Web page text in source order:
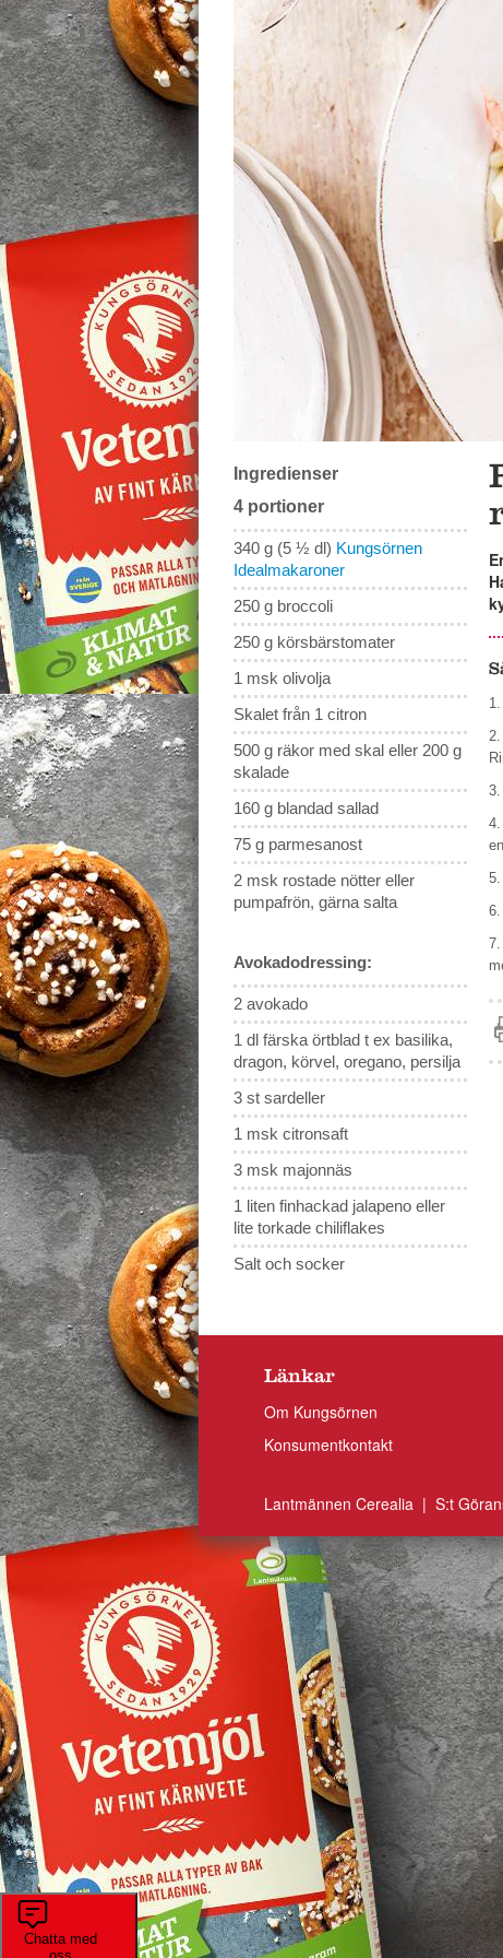
Ingredienser
4 portioner
340 g (5 ½ dl) Kungsörnen
Idealmakaroner
250 g broccoli
250 g körsbärstomater
1 msk olivolja
Skalet från 1 citron
500 g räkor med skal eller 200 g
skalade
160 g blandad sallad
75 g parmesanost
2 msk rostade nötter eller
pumpafrön, gärna salta
Avokadodressing:
2 avokado
1 dl färska örtblad t ex basilika,
dragon, körvel, oregano, persilja
3 st sardeller
1 msk citronsaft
3 msk majonnäs
1 liten finhackad jalapeno eller
lite torkade chiliflakes
Salt och socker
Länkar
Om Kungsörnen
Konsumentkontakt
Lantmännen Cerealia | S:t